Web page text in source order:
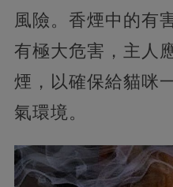
風險。香煙中的有
有極大危害，主人
煙，以確保給貓咪
氣環境。